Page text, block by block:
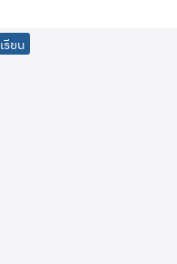
รียน